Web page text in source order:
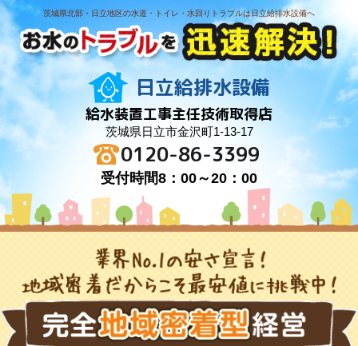
茨城県北部・日立地区の水道・トイレ・水回りトラブルは日立給排水設備へ
日立給排水設備
給水装置工事主任技術取得店
茨城県日立市金沢町1-13-17
0120-86-3399
受付時間8：00～20：00